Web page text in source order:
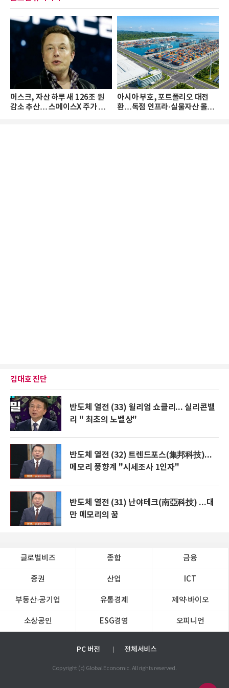
머스크, 자산 하루 새 126조 원
감소 추산… 스페이스X 주가 하
아시아 부호, 포트폴리오 대전
환…독점 인프라·실물자산 몰린
김대호 진단
반도체 열전 (33) 윌리엄 쇼클리... 실리콘밸
리 " 최초의 노벨상"
반도체 열전 (32) 트렌드포스(集邦科技)...
메모리 풍향계 "시세조사 1인자"
반도체 열전 (31) 난야테크(南亞科技) ...대
만 메모리의 꿈
글로벌비즈 종합 금융
증권 산업 ICT
부동산·공기업 유통경제 제약∙바이오
소상공인 ESG경영 오피니언
PC 버전 전체서비스
Copyright (c) Global Economic. All rights reserved.